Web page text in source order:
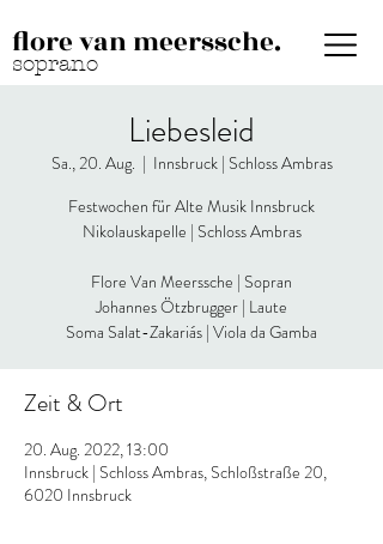
flore van meerssche.
soprano
Liebesleid
Sa., 20. Aug.
  |
Innsbruck | Schloss Ambras
Festwochen für Alte Musik Innsbruck
Nikolauskapelle | Schloss Ambras
Flore Van Meerssche | Sopran
Johannes Ötzbrugger | Laute
Soma Salat-Zakariás | Viola da Gamba
Zeit & Ort
20. Aug. 2022, 13:00
Innsbruck | Schloss Ambras, Schloßstraße 20,
6020 Innsbruck